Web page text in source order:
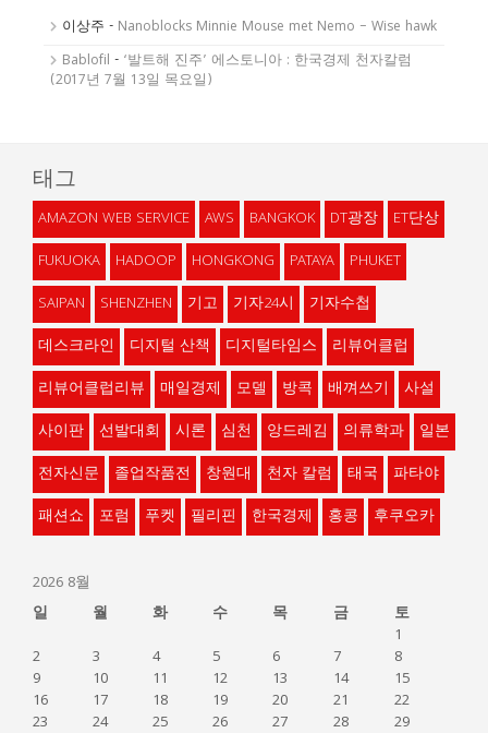
이상주 - Nanoblocks Minnie Mouse met Nemo – Wise hawk
Bablofil - ‘발트해 진주’ 에스토니아 : 한국경제 천자칼럼
(2017년 7월 13일 목요일)
태그
AMAZON WEB SERVICE AWS BANGKOK DT광장
ET단상
FUKUOKA
HADOOP HONGKONG PATAYA
PHUKET
SAIPAN
SHENZHEN 기고 기자24시
기자수첩
데스크라인
디지털 산책 디지털타임스
리뷰어클럽
리뷰어클럽리뷰
매일경제 모델 방콕 배껴쓰기
사설
사이판
선발대회 시론 심천 앙드레김 의류학과
일본
전자신문
졸업작품전 창원대 천자 칼럼 태국
파타야
패션쇼
포럼 푸켓 필리핀 한국경제 홍콩 후쿠오카
2026 8월
일
월 화 수 목 금
토
1
2
3 4 5 6 7
8
9
10 11 12 13 14
15
16
17 18 19 20 21
22
23
24 25 26 27 28 29